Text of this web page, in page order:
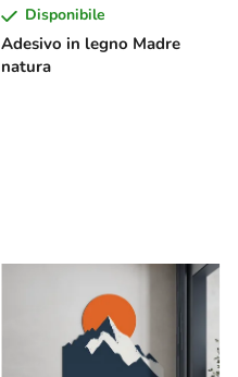
Adesivo in legno Madre
natura
Disponibile